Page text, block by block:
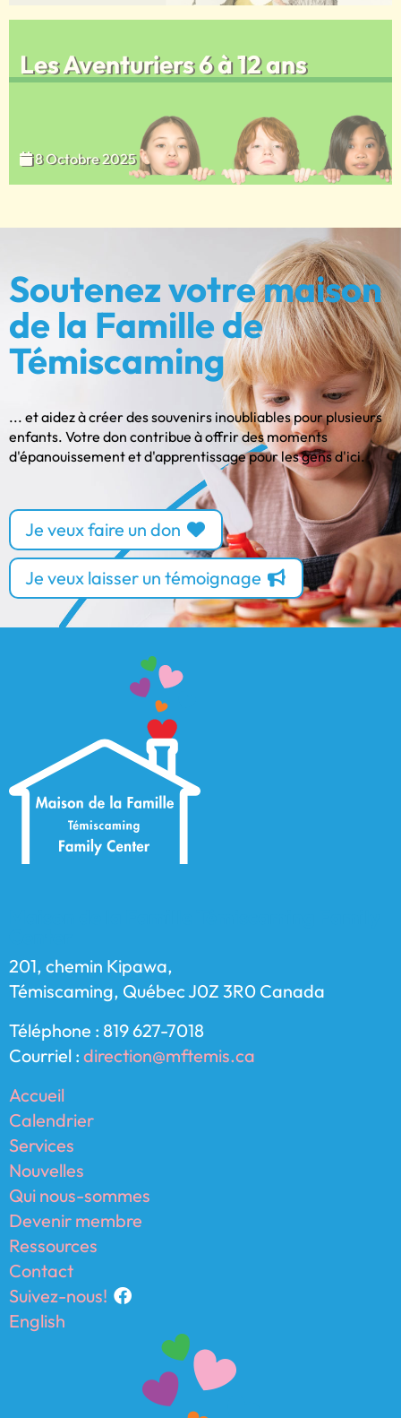
Les Aventuriers 6 à 12 ans
8 Octobre 2025
Soutenez votre maison
de la Famille de
Témiscaming
... et aidez à créer des souvenirs inoubliables pour plusieurs
enfants. Votre don contribue à offrir des moments
d'épanouissement et d'apprentissage pour les gens d'ici.
Je veux faire un don
Je veux laisser un témoignage
201, chemin Kipawa,
Témiscaming, Québec J0Z 3R0 Canada
Téléphone : 819 627-7018
Courriel : direction@mftemis.ca
Accueil
Calendrier
Services
Nouvelles
Qui nous-sommes
Devenir membre
Ressources
Contact
Suivez-nous!
English